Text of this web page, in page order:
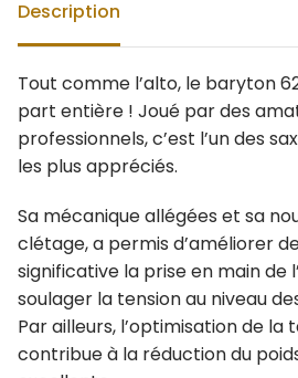
Description
Tout comme l’alto, le baryton
part entière ! Joué par des
professionnels, c’est l’un des
les plus appréciés.
Sa mécanique allégées et sa
clétage, a permis d’améliorer
significative la prise en main de
soulager la tension au niveau
Par ailleurs, l’optimisation de la
contribue à la réduction du